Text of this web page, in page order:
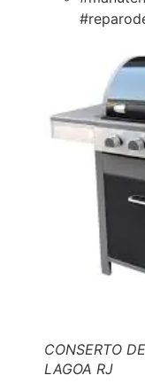
CONSERTO
LAGOA RJ